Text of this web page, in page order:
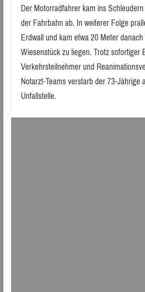
Der Motorradfahrer kam ins
der Fahrbahn ab. In weiterer Folge
Erdwall und kam etwa 20 Meter
Wiesenstück zu liegen. Trotz sofortiger
Verkehrsteilnehmer und
Notarzt-Teams verstarb der 73-Jährige
Unfallstelle.